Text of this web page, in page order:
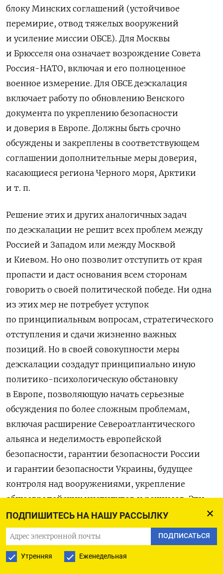
ПОДПИШИТЕСЬ НА НАШУ РАССЫЛКУ
ПОДПИСАТЬСЯ
Утренняя Еженедельная
блоку Минских соглашений (устойчивое
перемирие, отвод тяжелых вооружений
и усиление миссии ОБСЕ). Для Москвы
и Брюсселя она означает возрождение Совета
Россия-НАТО, включая и его полноценное
военное измерение. Для ОБСЕ деэскалация
включает работу по обновлению Венского
документа по укреплению безопасности
и доверия в Европе. Должны быть срочно
обсуждены и закреплены в соответствующем
соглашении дополнительные меры доверия,
касающиеся региона Черного моря, Арктики
и т. п.
Решение этих и других аналогичных задач
по деэскалации не решит всех проблем между
Россией и Западом или между Москвой
и Киевом. Но оно позволит отступить от края
пропасти и даст основания всем сторонам
говорить о своей политической победе. Ни одна
из этих мер не потребует уступок
по принципиальным вопросам, стратегического
отступления и сдачи жизненно важных
позиций. Но в своей совокупности меры
деэскалации создадут принципиально иную
политико-психологическую обстановку
в Европе, позволяющую начать серьезные
обсуждения по более сложным проблемам,
включая расширение Североатлантического
альянса и неделимость европейской
безопасности, гарантии безопасности России
и гарантии безопасности Украины, будущее
контроля над вооружениями, укрепление
общеевропейских институтов и режимов. Эти
обсуждения в любом случае будут долгими
и трудными, но их нельзя даже начать, не выйдя
из острой фазы политического кризиса.